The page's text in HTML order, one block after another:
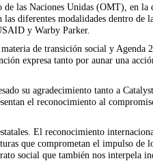
las Naciones Unidas (OMT), en la
diferentes modalidades dentro de
y Warby Parker.
de transición social y Agenda
expresa tanto por aunar una
su agradecimiento tanto a
el reconocimiento al
El reconocimiento
que comprometan el impulso de
social que también nos interpela